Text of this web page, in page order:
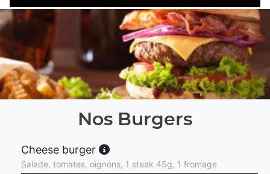
Nos Burgers
Cheese burger
Salade, tomates, oignons, 1 steak 45g, 1 fromage